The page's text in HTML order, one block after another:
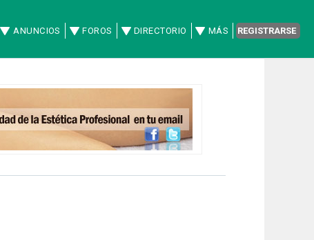
ANUNCIOS FOROS DIRECTORIO MÁS REGISTRARSE